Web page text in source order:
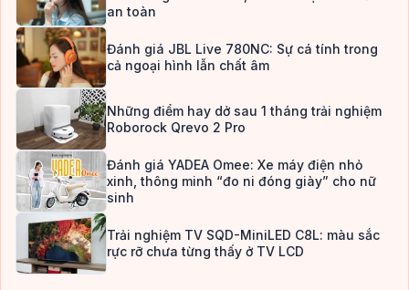
an toàn
Đánh giá JBL Live 780NC: Sự cá tính trong
cả ngoại hình lẫn chất âm
Những điểm hay dở sau 1 tháng trải nghiệm
Roborock Qrevo 2 Pro
Đánh giá YADEA Omee: Xe máy điện nhỏ
xinh, thông minh “đo ni đóng giày” cho nữ
sinh
Trải nghiệm TV SQD-MiniLED C8L: màu sắc
rực rỡ chưa từng thấy ở TV LCD